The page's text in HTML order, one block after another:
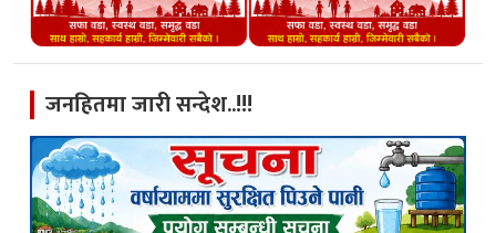
जनहितमा जारी सन्देश..!!!